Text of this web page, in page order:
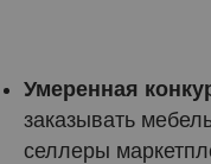
Умеренная
заказывать
селлеры